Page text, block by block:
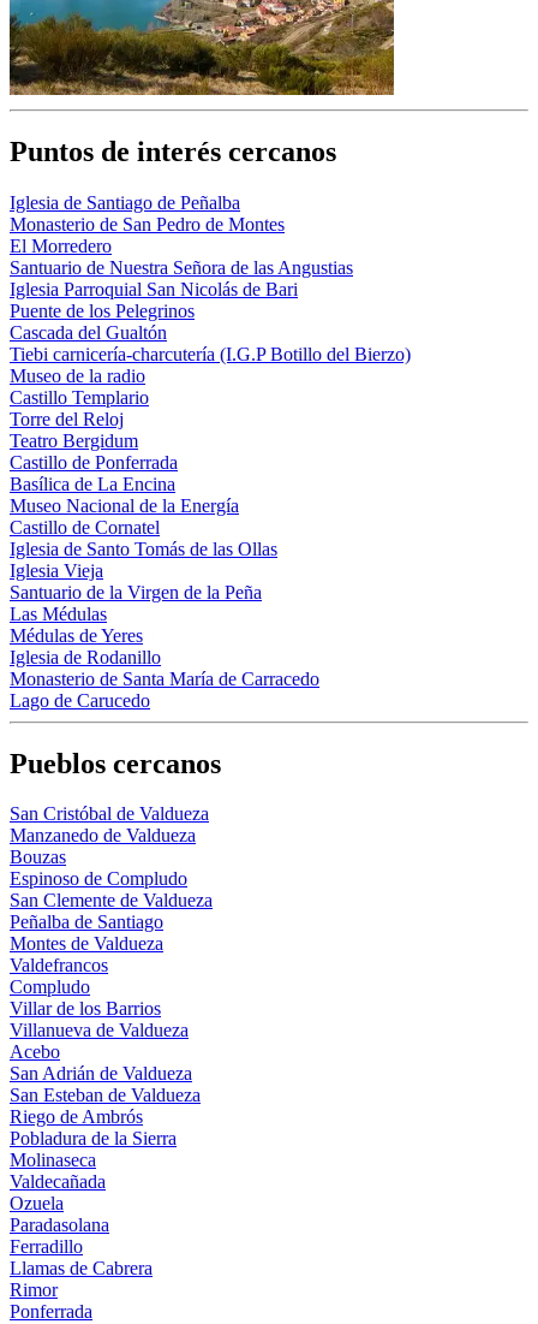
Puntos de interés cercanos
Iglesia de Santiago de Peñalba
Monasterio de San Pedro de Montes
El Morredero
Santuario de Nuestra Señora de las Angustias
Iglesia Parroquial San Nicolás de Bari
Puente de los Pelegrinos
Cascada del Gualtón
Tiebi carnicería-charcutería (I.G.P Botillo del Bierzo)
Museo de la radio
Castillo Templario
Torre del Reloj
Teatro Bergidum
Castillo de Ponferrada
Basílica de La Encina
Museo Nacional de la Energía
Castillo de Cornatel
Iglesia de Santo Tomás de las Ollas
Iglesia Vieja
Santuario de la Virgen de la Peña
Las Médulas
Médulas de Yeres
Iglesia de Rodanillo
Monasterio de Santa María de Carracedo
Lago de Carucedo
Pueblos cercanos
San Cristóbal de Valdueza
Manzanedo de Valdueza
Bouzas
Espinoso de Compludo
San Clemente de Valdueza
Peñalba de Santiago
Montes de Valdueza
Valdefrancos
Compludo
Villar de los Barrios
Villanueva de Valdueza
Acebo
San Adrián de Valdueza
San Esteban de Valdueza
Riego de Ambrós
Pobladura de la Sierra
Molinaseca
Valdecañada
Ozuela
Paradasolana
Ferradillo
Llamas de Cabrera
Rimor
Ponferrada